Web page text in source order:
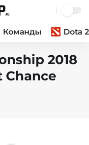
Команды Dota 2
2018
Chance